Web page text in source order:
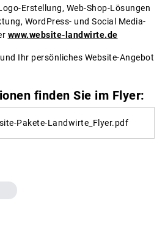
Erstellung, Web-Shop-Lösungen
WordPress- und Social Media-
www.website-landwirte.de
Ihr persönliches Website-Angebot
finden Sie im Flyer:
Pakete-Landwirte_Flyer.pdf